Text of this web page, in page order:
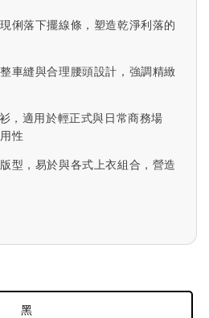
俐落下擺線條，塑造乾淨利落的
車縫與合理腰頭設計，強調精緻
，適用於輕正式與日常商務場
性
型，易於與各式上衣組合，營造
黑